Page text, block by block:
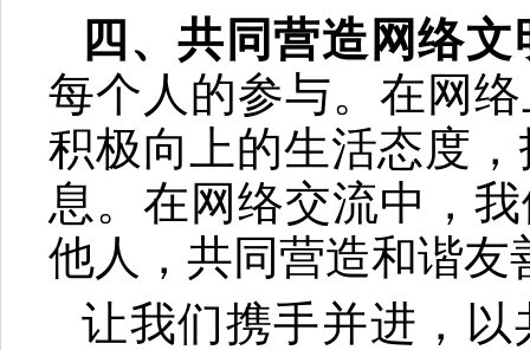
四、共同营造网络文
每个人的参与。在网
积极向上的生活态度
息。在网络交流中，
他人，共同营造和谐友
让我们携手并进，